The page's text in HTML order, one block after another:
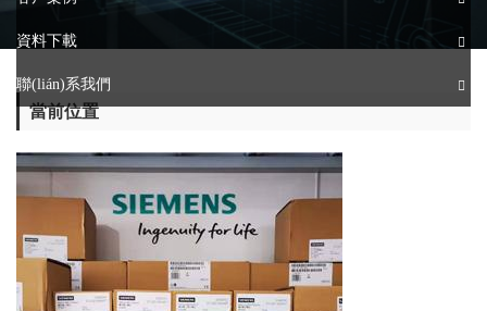
資料下載
聯(lián)系我們
當前位置